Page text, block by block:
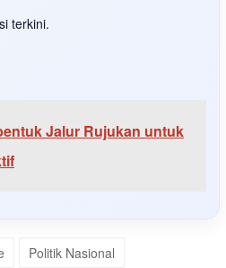
terkini.
Jalur Rujukan untuk
Politik Nasional